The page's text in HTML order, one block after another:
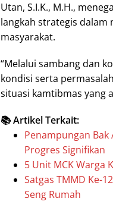
Utan, S.I.K., M.H.,
langkah strategis dalam
masyarakat.
“Melalui sambang dan
kondisi serta
situasi kamtibmas yang
📚 Artikel Terkait:
Penampungan Bak
Progres Signifikan
5 Unit MCK Warga
Satgas TMMD Ke-
Seng Rumah